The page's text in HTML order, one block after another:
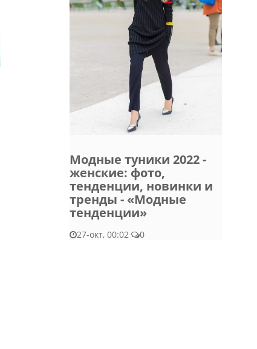
Модные туники 2022 -
женские: фото,
тенденции, новинки и
тренды - «Модные
тенденции»
27-окт, 00:02 0